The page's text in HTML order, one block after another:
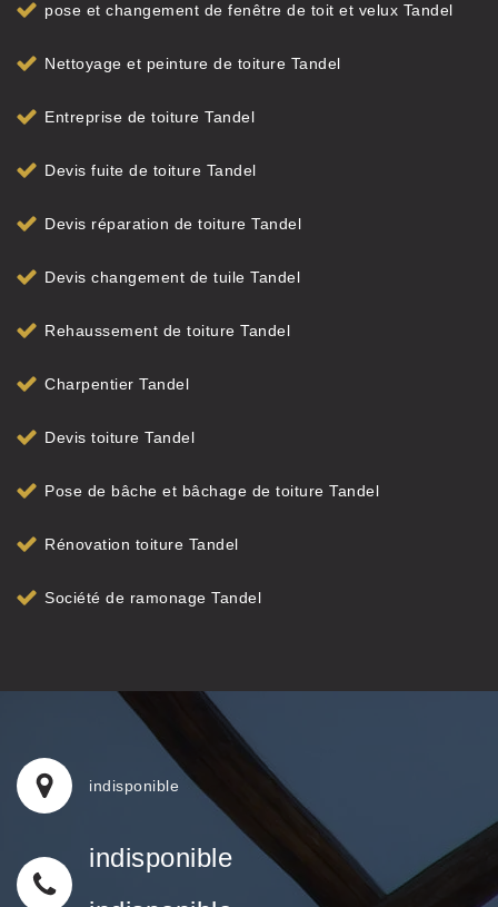
pose et changement de fenêtre de toit et velux Tandel
Nettoyage et peinture de toiture Tandel
Entreprise de toiture Tandel
Devis fuite de toiture Tandel
Devis réparation de toiture Tandel
Devis changement de tuile Tandel
Rehaussement de toiture Tandel
Charpentier Tandel
Devis toiture Tandel
Pose de bâche et bâchage de toiture Tandel
Rénovation toiture Tandel
Société de ramonage Tandel
indisponible
indisponible